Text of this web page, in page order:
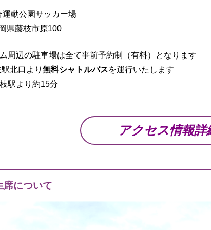
動公園サッカー場
県藤枝市原100
周辺の駐車場は全て事前予約制（有料）となります
駅北口より 無料シャトルバスを運行いたします
駅より約15分
アクセス情報詳
席について